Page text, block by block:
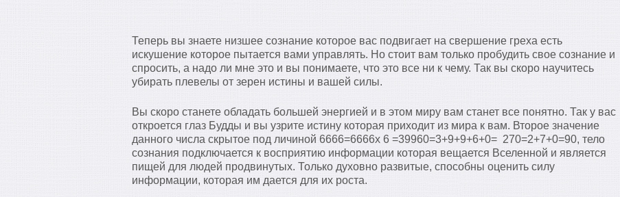
Теперь вы знаете низшее сознание которое вас подвигает на свершение греха есть
искушение которое пытается вами управлять. Но стоит вам только пробудить свое сознание и
спросить, а надо ли мне это и вы понимаете, что это все ни к чему. Так вы скоро научитесь
убирать плевелы от зерен истины и вашей силы.
Вы скоро станете обладать большей энергией и в этом миру вам станет все понятно. Так у вас
откроется глаз Будды и вы узрите истину которая приходит из мира к вам. Второе значение
данного числа скрытое под личиной 6666=6666х 6 =39960=3+9+9+6+0= 270=2+7+0=90, тело
сознания подключается к восприятию информации которая вещается Вселенной и является
пищей для людей продвинутых. Только духовно развитые, способны оценить силу
информации, которая им дается для их роста.